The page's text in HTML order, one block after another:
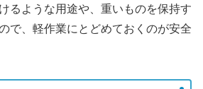
るような用途や、重いものを保持す
で、軽作業にとどめておくのが安全